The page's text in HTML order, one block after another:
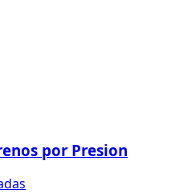
por Presion